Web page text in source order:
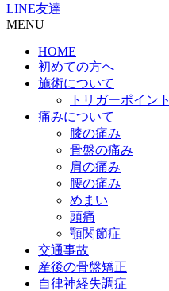
LINE友達
MENU
HOME
初めての方へ
施術について
トリガーポイント
痛みについて
膝の痛み
骨盤の痛み
肩の痛み
腰の痛み
めまい
頭痛
顎関節症
交通事故
産後の骨盤矯正
自律神経失調症